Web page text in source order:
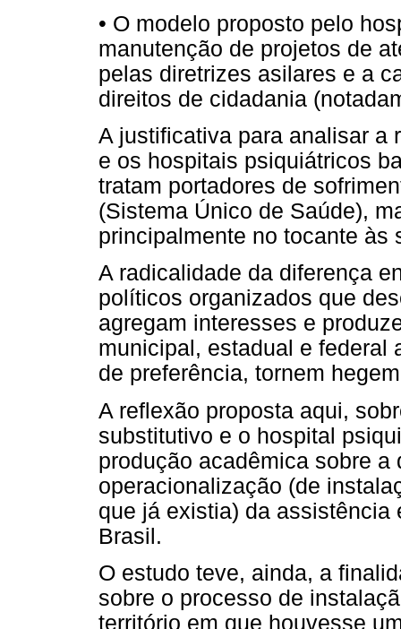
• O modelo proposto pelo
manutenção de projetos de
pelas diretrizes asilares e a
direitos de cidadania
A justificativa para analisar a
e os hospitais psiquiátricos
tratam portadores de
(Sistema Único de Saúde),
principalmente no tocante às
A radicalidade da diferença
políticos organizados que
agregam interesses e
municipal, estadual e federal
de preferência, tornem
A reflexão proposta aqui,
substitutivo e o hospital
produção acadêmica sobre
operacionalização (de
que já existia) da assistência
Brasil.
O estudo teve, ainda, a
sobre o processo de
território em que houvesse